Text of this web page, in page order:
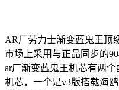
AR厂劳力士渐变蓝鬼王顶
市场上采用与正品同步的
ar厂渐变蓝鬼王机芯有两个
机芯，一个是v3版搭载海